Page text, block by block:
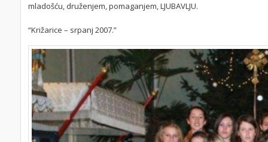
mladošću, druženjem, pomaganjem, LJUBAVLJU.
“Križarice – srpanj 2007.”